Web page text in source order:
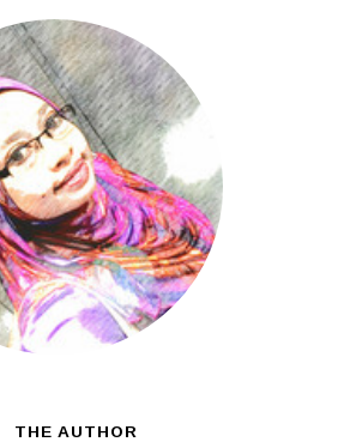
THE AUTHOR